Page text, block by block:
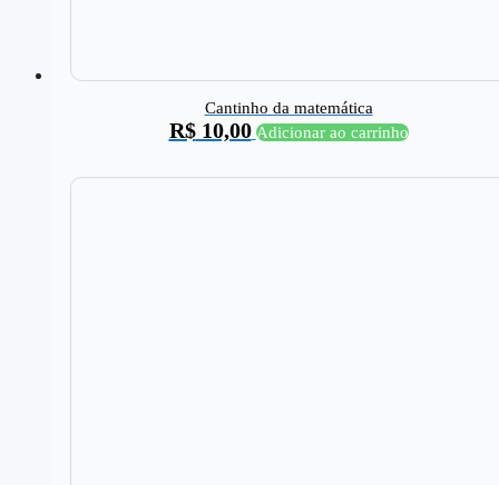
Cantinho da matemática
R$10,00 Adicionar ao carrinho